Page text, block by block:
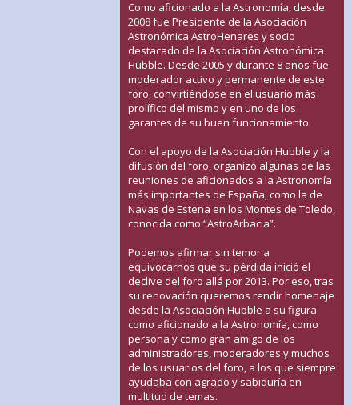
Como aficionado a la Astronomía, desde
2008 fue Presidente de la Asociación
Astronómica AstroHenares y socio
destacado de la Asociación Astronómica
Hubble. Desde 2005 y durante 8 años fue
moderador activo y permanente de este
foro, convirtiéndose en el usuario más
prolífico del mismo y en uno de los
garantes de su buen funcionamiento.
Con el apoyo de la Asociación Hubble y la
difusión del foro, organizó algunas de las
reuniones de aficionados a la Astronomía
más importantes de España, como la de
Navas de Estena en los Montes de Toledo,
conocida como “AstroArbacia”.
Podemos afirmar sin temor a
equivocarnos que su pérdida inició el
declive del foro allá por 2013. Por eso, tras
su renovación queremos rendir homenaje
desde la Asociación Hubble a su figura
como aficionado a la Astronomía, como
persona y como gran amigo de los
administradores, moderadores y muchos
de los usuarios del foro, a los que siempre
ayudaba con agrado y sabiduría en
multitud de temas.